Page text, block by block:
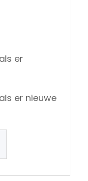
er
er nieuwe